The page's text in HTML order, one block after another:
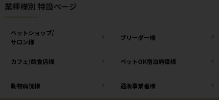
業種様別 特設ページ
ペットショップ/
サロン様
ブリーダー様
カフェ/飲食店様 ペットOK宿泊施設様
動物病院様 通販事業者様